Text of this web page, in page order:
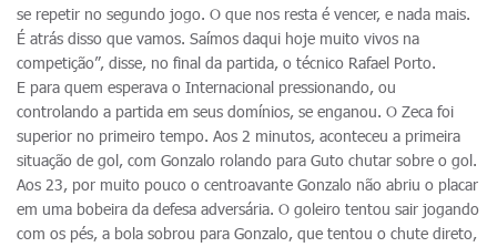
se repetir no segundo jogo. O que nos resta é vencer, e nada mais.
É atrás disso que vamos. Saímos daqui hoje muito vivos na
competição”, disse, no final da partida, o técnico Rafael Porto.
E para quem esperava o Internacional pressionando, ou
controlando a partida em seus domínios, se enganou. O Zeca foi
superior no primeiro tempo. Aos 2 minutos, aconteceu a primeira
situação de gol, com Gonzalo rolando para Guto chutar sobre o gol.
Aos 23, por muito pouco o centroavante Gonzalo não abriu o placar
em uma bobeira da defesa adversária. O goleiro tentou sair jogando
com os pés, a bola sobrou para Gonzalo, que tentou o chute direto,